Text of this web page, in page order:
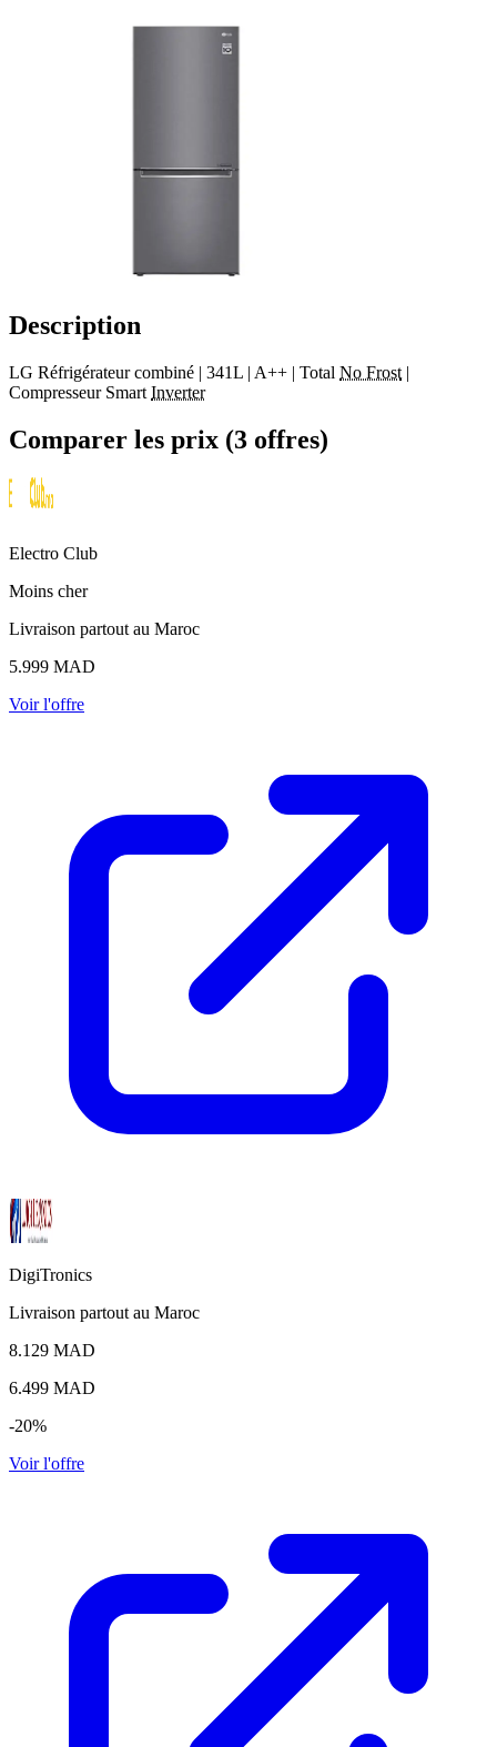
Description
LG Réfrigérateur combiné | 341L | A++ | Total No Frost |
Compresseur Smart Inverter
Comparer les prix (3 offres)
Electro Club
Moins cher
Livraison partout au Maroc
5.999 MAD
Voir l'offre
DigiTronics
Livraison partout au Maroc
8.129 MAD
6.499 MAD
-20%
Voir l'offre